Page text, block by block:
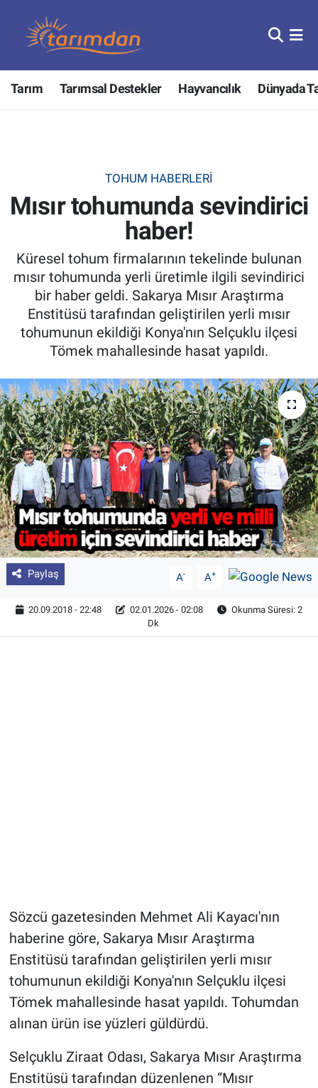
Tarım Tarımsal Destekler Hayvancılık Dünyada
TOHUM HABERLERI
Mısır tohumunda sevindirici
haber!
Küresel tohum firmalarının tekelinde bulunan
mısır tohumunda yerli üretimle ilgili sevindirici
bir haber geldi. Sakarya Mısır Araştırma
Enstitüsü tarafından geliştirilen yerli mısır
tohumunun ekildiği Konya'nın Selçuklu ilçesi
Tömek mahallesinde hasat yapıldı.
Paylaş A- A+
20.09.2018 - 22:48 02.01.2026 - 02:08
Okunma Süresi: 2
Dk
Sözcü gazetesinden Mehmet Ali Kayacı'nın
haberine göre, Sakarya Mısır Araştırma
Enstitüsü tarafından geliştirilen yerli mısır
tohumunun ekildiği Konya'nın Selçuklu ilçesi
Tömek mahallesinde hasat yapıldı. Tohumdan
alınan ürün ise yüzleri güldürdü.
Selçuklu Ziraat Odası, Sakarya Mısır Araştırma
Enstitüsü tarafından düzenlenen “Mısır
Tarım
Hayvancılık
Tarımsal Destekler
TZOB
Tarım Kredi Kooperatifleri
Pankobirlik
Et fiyatları
Tarım Bilgisi
Yetiştirici Soruyor
Dünyada Tarım
Üretici Birlikleri
Şeker ve Şekerli Mamüller
Tohum
Nöbetçi Eczaneler
Hava Durumu
Tüm Manşetler
Son Dakika Haberleri
Haber Arşivi